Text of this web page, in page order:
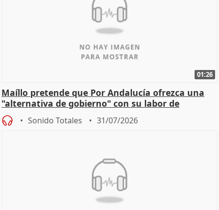
01:26
Maíllo pretende que Por Andalucía ofrezca una
"alternativa de gobierno" con su labor de
oposición
Sonido Totales 31/07/2026